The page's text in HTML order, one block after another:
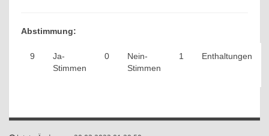
Abstimmung:
9
Ja-
Stimmen
0
Nein-
Stimmen
1 Enthaltungen